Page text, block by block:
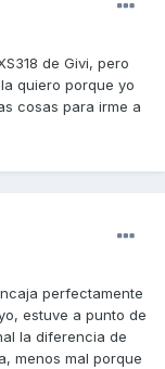
de Givi, pero
quiero porque yo
cosas para irme a
perfectamente
estuve a punto de
la diferencia de
menos mal porque